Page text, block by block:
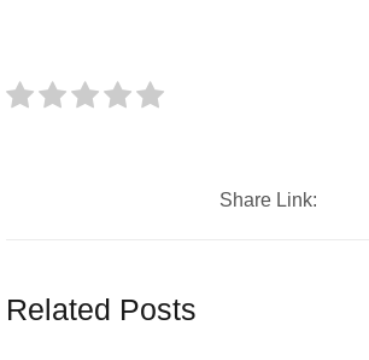
Share Link:
Related Posts